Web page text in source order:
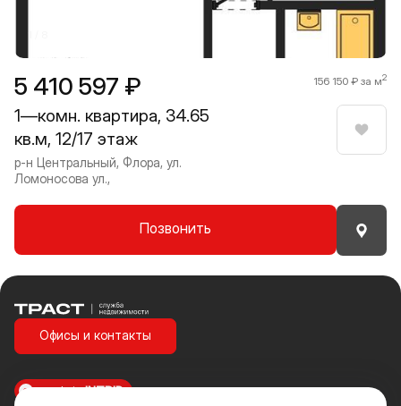
5 410 597 ₽ 156 150 ₽ за м2
1—комн. квартира, 34.65
кв.м, 12/17 этаж
р-н Центральный, Флора, ул.
Ломоносова ул.,
Позвонить
Траст | Служба недвижимости
Офисы и контакты
made inINTRID